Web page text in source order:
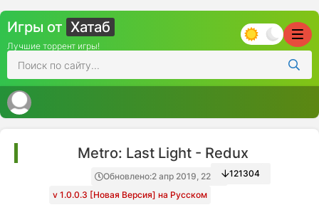
Игры от Хатаб
Лучшие торрент игры!
Metro: Last Light - Redux
Обновлено:2 апр 2019, 22:00
v 1.0.0.3 [Новая Версия] на Русском
121304